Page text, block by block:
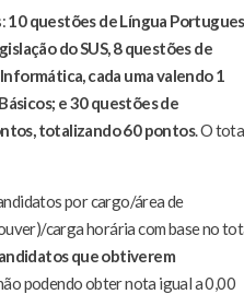
10 questões de Língua
do SUS, 8 questões de
cada uma valendo 1
e 30 questões de
totalizando 60 pontos. O
por cargo/área de
carga horária com base no
que obtiverem
podendo obter nota igual a 0,00